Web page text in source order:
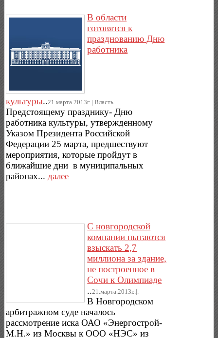
В области
готовятся к
празднованию Дню
работника
культуры..21.марта.2013г..|.Власть
Предстоящему празднику- Дню
работника культуры, утвержденному
Указом Президента Российской
Федерации 25 марта, предшествуют
мероприятия, которые пройдут в
ближайшие дни в муниципальных
районах... далее
С новгородской
компании пытаются
взыскать 2,7
миллиона за здание,
не построенное в
Сочи к Олимпиаде
..21.марта.2013г..|.
В Новгородском
арбитражном суде началось
рассмотрение иска ОАО «Энергострой-
М.Н.» из Москвы к ООО «НЭС» из